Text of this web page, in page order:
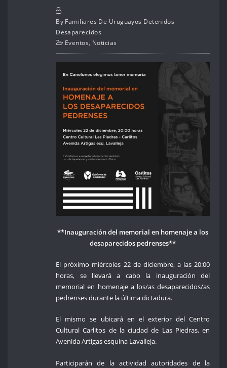
By Familiares De Uruguayos Detenidos
Desaparecidos
Eventos, Noticias
**Inauguración del memorial en homenaje a los
desaparecidos pedrenses**
El próximo miércoles 22 de diciembre, a las 20:00
horas, se llevará a cabo la inauguración del
memorial en homenaje a los/as desaparecidos/as
pedrenses durante la última dictadura.
El mismo se ubicará en el exterior del Centro
Cultural Carlitos de la ciudad de Las Piedras, en
Avenida Artigas esquina Lavalleja.
Participarán de la actividad autoridades de la